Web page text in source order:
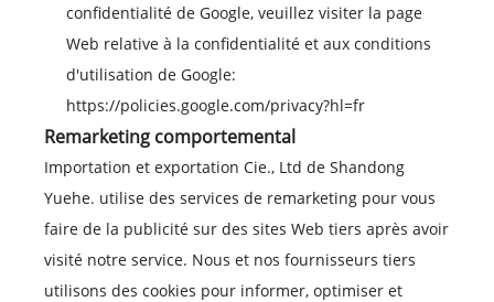
confidentialité de Google, veuillez visiter la page
Web relative à la confidentialité et aux conditions
d'utilisation de Google:
https://policies.google.com/privacy?hl=fr
Remarketing comportemental
Importation et exportation Cie., Ltd de Shandong
Yuehe. utilise des services de remarketing pour vous
faire de la publicité sur des sites Web tiers après avoir
visité notre service. Nous et nos fournisseurs tiers
utilisons des cookies pour informer, optimiser et